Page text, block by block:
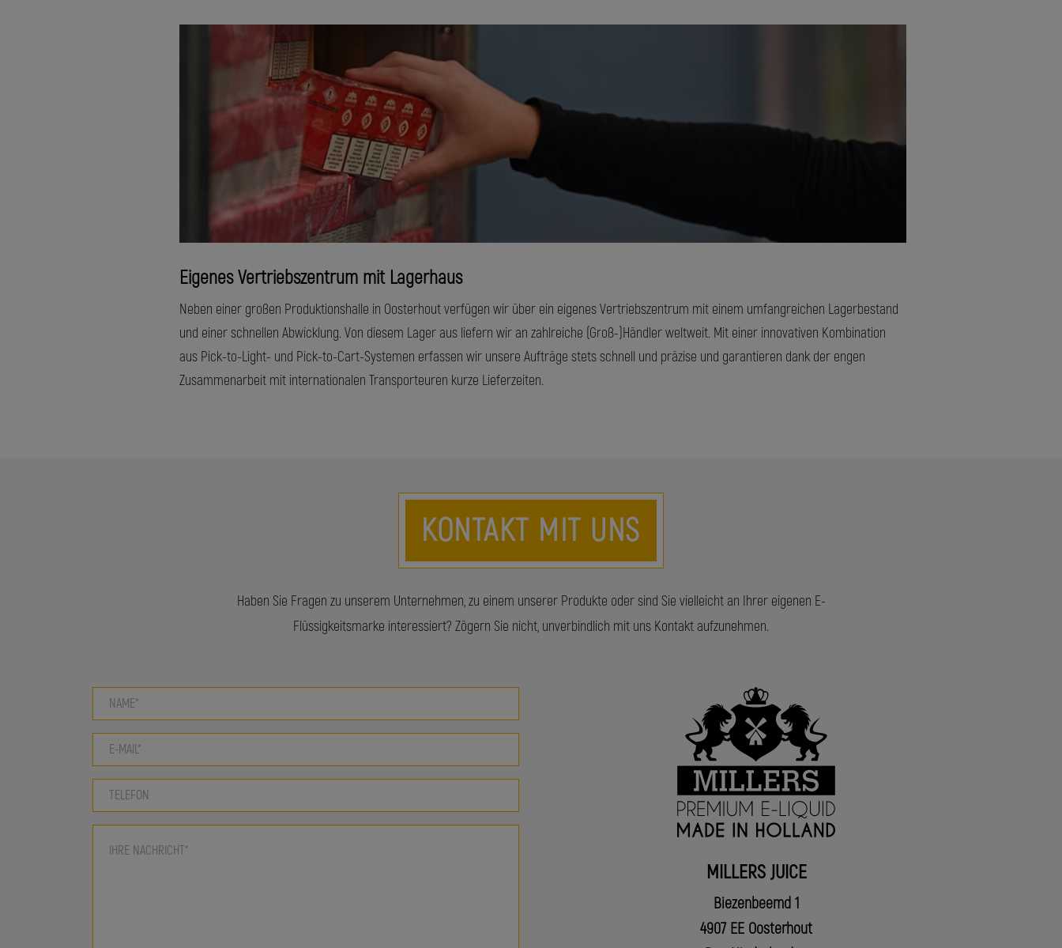
Eigenes Vertriebszentrum mit Lagerhaus
Neben einer großen Produktionshalle in Oosterhout verfügen wir über ein eigenes Vertriebszentrum mit einem umfangreichen Lagerbestand
und einer schnellen Abwicklung. Von diesem Lager aus liefern wir an zahlreiche (Groß-)Händler weltweit. Mit einer innovativen Kombination
aus Pick-to-Light- und Pick-to-Cart-Systemen erfassen wir unsere Aufträge stets schnell und präzise und garantieren dank der engen
Zusammenarbeit mit internationalen Transporteuren kurze Lieferzeiten.
KONTAKT MIT UNS
Haben Sie Fragen zu unserem Unternehmen, zu einem unserer Produkte oder sind Sie vielleicht an Ihrer eigenen E-
Flüssigkeitsmarke interessiert? Zögern Sie nicht, unverbindlich mit uns Kontakt aufzunehmen.
MILLERS JUICE
Biezenbeemd 1
4907 EE Oosterhout